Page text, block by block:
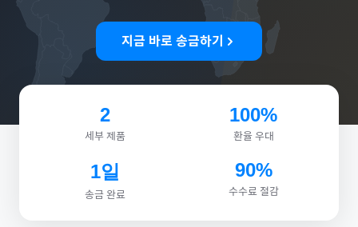
지금 바로 송금하기
2
세부 제품
100%
환율 우대
1일
송금 완료
90%
수수료 절감